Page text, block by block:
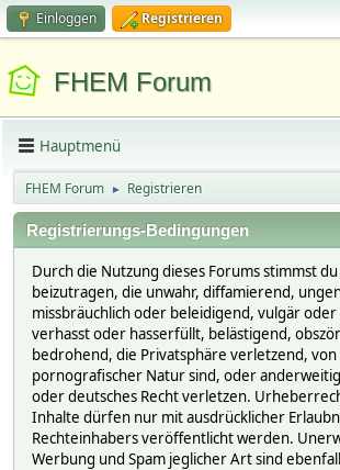
Einloggen Registrieren
FHEM Forum
Hauptmenü
FHEM Forum ► Registrieren
Registrierungs-Bedingungen
Durch die Nutzung dieses Forums stimmst
beizutragen, die unwahr, diffamierend,
missbräuchlich oder beleidigend, vulgär oder
verhasst oder hasserfüllt, belästigend,
bedrohend, die Privatsphäre verletzend,
pornografischer Natur sind, oder
oder deutsches Recht verletzen.
Inhalte dürfen nur mit ausdrücklicher
Rechteinhabers veröffentlicht werden.
Werbung und Spam jeglicher Art sind